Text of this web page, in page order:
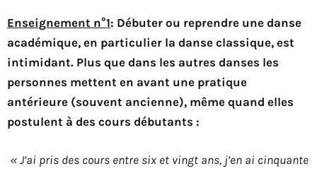
Enseignement n°1: Débuter ou reprendre une danse
académique, en particulier la danse classique, est
intimidant. Plus que dans les autres danses les
personnes mettent en avant une pratique
antérieure (souvent ancienne), même quand elles
postulent à des cours débutants :
« J’ai pris des cours entre six et vingt ans, j’en ai cinquante